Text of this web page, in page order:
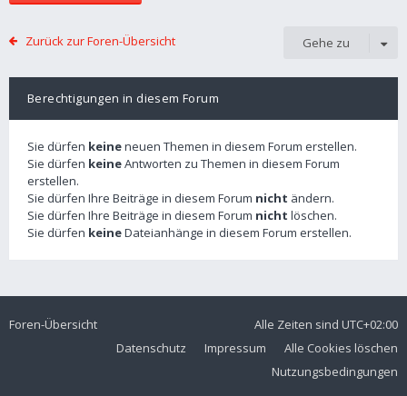
Zurück zur Foren-Übersicht Gehe zu
Berechtigungen in diesem Forum
Sie dürfen keineneuen Themen in diesem Forum erstellen.
Sie dürfen keineAntworten zu Themen in diesem Forum
erstellen.
Sie dürfen Ihre Beiträge in diesem Forum nicht ändern.
Sie dürfen Ihre Beiträge in diesem Forum nicht löschen.
Sie dürfen keineDateianhänge in diesem Forum erstellen.
Foren-Übersicht Alle Zeiten sind UTC+02:00
Alle Cookies löschen
Impressum
Datenschutz
Nutzungsbedingungen